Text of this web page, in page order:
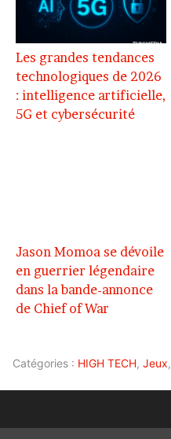
Les grandes tendances
technologiques de 2026
: intelligence artificielle,
5G et cybersécurité
Jason Momoa se dévoile
en guerrier légendaire
dans la bande-annonce
de Chief of War
Catégories : HIGH TECH, Jeux,